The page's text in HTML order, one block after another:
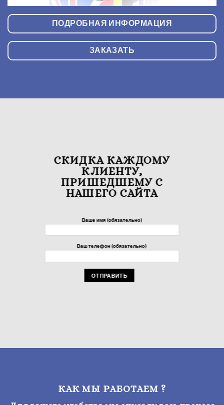
ПОДРОБНАЯ ИНФОРМАЦИЯ
ЗАКАЗАТЬ
СКИДКА КАЖДОМУ
КЛИЕНТУ,
ПРИШЕДШЕМУ С
НАШЕГО САЙТА
Ваше имя (обязательно)
Ваш телефон (обязательно)
КАК МЫ РАБОТАЕМ ?